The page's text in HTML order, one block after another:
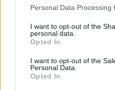
Personal Data Processing
I want to opt-out of the
personal data.
Opted In
I want to opt-out of the
Personal Data.
Opted In